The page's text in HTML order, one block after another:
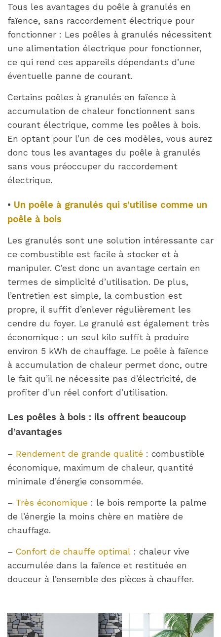
Tous les avantages du poêle à granulés en
faïence, sans raccordement électrique pour
fonctionner : Les poêles à granulés nécessitent
une alimentation électrique pour fonctionner,
ce qui rend ces appareils dépendants d’une
éventuelle panne de courant.
Certains poêles à granulés en faïence à
accumulation de chaleur fonctionnent sans
courant électrique, comme les poêles à bois.
En optant pour l’un de ces modèles, vous aurez
donc tous les avantages du poêle à granulés
sans vous préoccuper du raccordement
électrique.
• Un poêle à granulés qui s’utilise comme un
poêle à bois
Les granulés sont une solution intéressante car
ce combustible est facile à stocker et à
manipuler. C’est donc un avantage certain en
termes de simplicité d’utilisation. De plus,
l’entretien est simple, la combustion est
propre, il suffit d’enlever régulièrement les
cendre du foyer. Le granulé est également très
économique : un seul kilo suffit à produire
environ 5 kWh de chauffage. Le poêle à faïence
à accumulation de chaleur permet donc, outre
le fait qu’il ne nécessite pas d’électricité, de
profiter d’un réel confort d’utilisation.
Les poêles à bois : ils offrent beaucoup
d’avantages
– Rendement de grande qualité : combustible
économique, maximum de chaleur, quantité
minimale d’énergie consommée.
– Très économique : le bois remporte la palme
de l’énergie la moins chère en matière de
chauffage.
– Confort de chauffe optimal : chaleur vive
accumulée dans la faïence et restituée en
douceur à l’ensemble des pièces à chauffer.